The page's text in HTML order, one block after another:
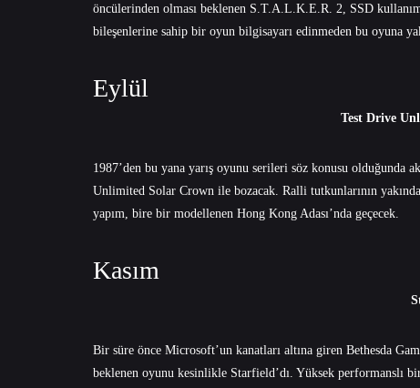
öncülerinden olması beklenen S.T.A.L.K.E.R. 2, SSD
bileşenlerine sahip bir oyun bilgisayarı edinmeden bu oyuna
Eylül
Test Drive
1987’den bu yana yarış oyunu serileri söz konusu
Unlimited Solar Crown ile bozacak. Ralli tutkunlarının
yapım, bire bir modellenen Hong Kong Adası’nda geçecek.
Kasım
Bir süre önce Microsoft’un kanatları altına giren Bethesda
beklenen oyunu kesinlikle Starfield’dı. Yüksek performanslı